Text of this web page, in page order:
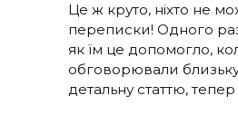
Це ж круто, ніхто не
переписки! Одного
як їм це допомогло,
обговорювали
детальну статтю,